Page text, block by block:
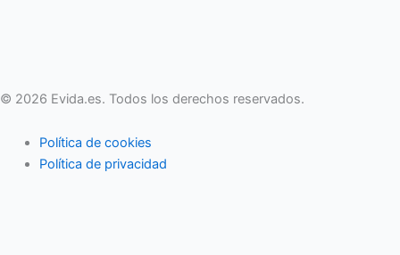
© 2026 Evida.es. Todos los derechos reservados.
Política de cookies
Política de privacidad